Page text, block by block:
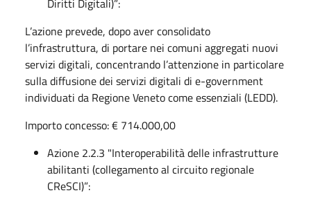
L’azione prevede, dopo aver consolidato
l’infrastruttura, di portare nei comuni aggregati nuovi
servizi digitali, concentrando l’attenzione in particolare
sulla diffusione dei servizi digitali di e-government
individuati da Regione Veneto come essenziali (LEDD).
Importo concesso: € 714.000,00
Azione 2.2.3 "Interoperabilità delle infrastrutture
abilitanti (collegamento al circuito regionale
CReSCI)”: